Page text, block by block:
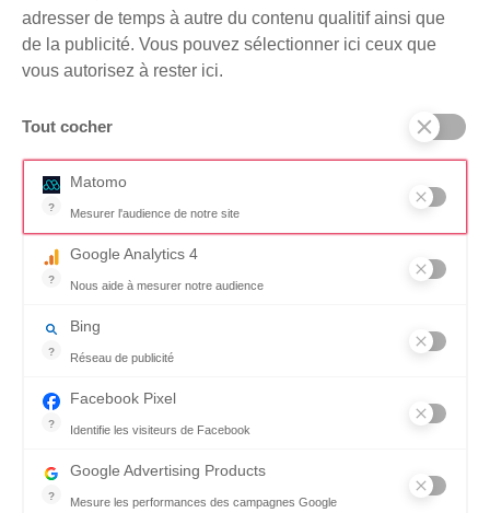
adresser de temps à autre du contenu qualitif ainsi que
de la publicité. Vous pouvez sélectionner ici ceux que
vous autorisez à rester ici.
Tout cocher
?
Matomo
Mesurer l'audience de notre site
Outil analytique (alternative à Google Analytics) collectant des
?
Google Analytics 4
Nous aide à mesurer notre audience
?
Bing
Réseau de publicité
?
Facebook Pixel
Identifie les visiteurs de Facebook
?
Google Advertising Products
Mesure les performances des campagnes Google
Gérer les cookies
Refuser les cookies